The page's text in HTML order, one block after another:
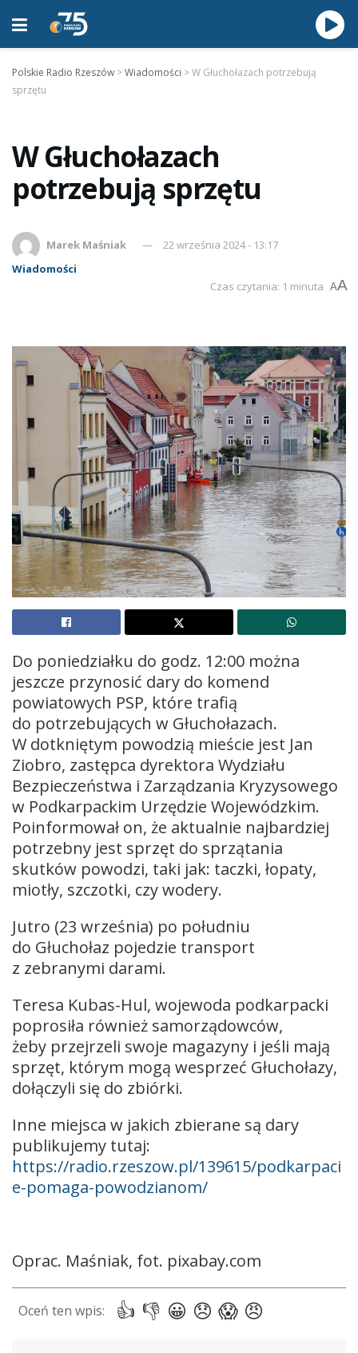
Polskie Radio Rzeszów >Wiadomości >W Głuchołazach potrzebują
sprzętu
W Głuchołazach
potrzebują sprzętu
Marek Maśniak
22 września 2024 - 13:17
Wiadomości
Czas czytania: 1 minuta AA
Do poniedziałku do godz. 12:00 można
jeszcze przynosić dary do komend
powiatowych PSP, które trafią
do potrzebujących w Głuchołazach.
W dotkniętym powodzią mieście jest Jan
Ziobro, zastępca dyrektora Wydziału
Bezpieczeństwa i Zarządzania Kryzysowego
w Podkarpackim Urzędzie Wojewódzkim.
Poinformował on, że aktualnie najbardziej
potrzebny jest sprzęt do sprzątania
skutków powodzi, taki jak: taczki, łopaty,
miotły, szczotki, czy wodery.
Jutro (23 września) po południu
do Głuchołaz pojedzie transport
z zebranymi darami.
Teresa Kubas-Hul, wojewoda podkarpacki
poprosiła również samorządowców,
żeby przejrzeli swoje magazyny i jeśli mają
sprzęt, którym mogą wesprzeć Głuchołazy,
dołączyli się do zbiórki.
Inne miejsca w jakich zbierane są dary
publikujemy tutaj:
https://radio.rzeszow.pl/139615/podkarpaci
e-pomaga-powodzianom/
Oprac. Maśniak, fot. pixabay.com